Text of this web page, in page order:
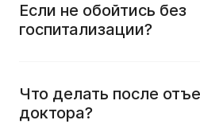
Если не обойтись без
госпитализации?
Что делать после
доктора?